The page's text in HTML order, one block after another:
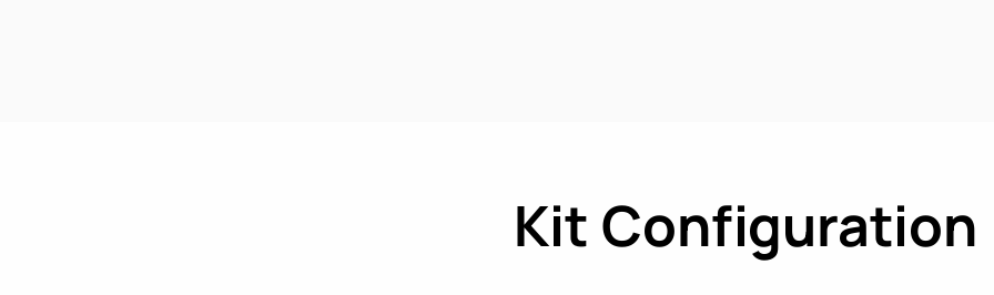
Kit Configuration